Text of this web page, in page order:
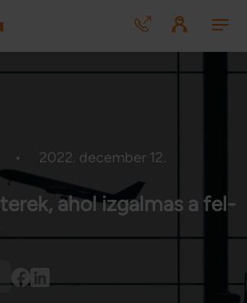
• 2022. december 12.
ahol izgalmas a fel-